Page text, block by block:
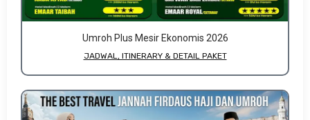
Umroh Plus Mesir Ekonomis 2026
JADWAL, ITINERARY & DETAIL PAKET